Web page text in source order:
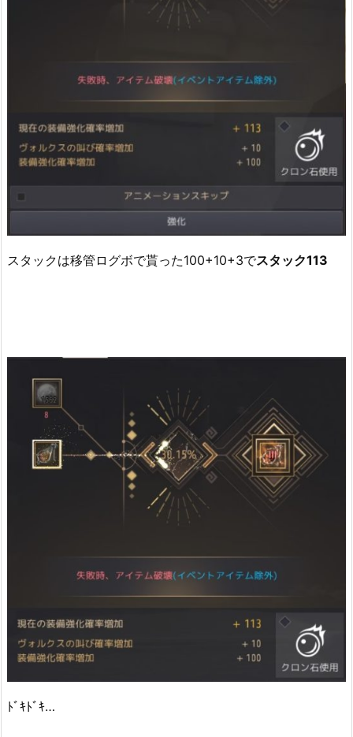
スタックは移管ログボで貰った100+10+3でスタック113
ﾄﾞｷﾄﾞｷ…